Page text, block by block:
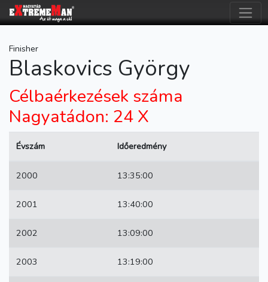
Finisher
Blaskovics György
Célbaérkezések száma
Nagyatádon: 24 X
Évszám Időeredmény
2000 13:35:00
2001 13:40:00
2002 13:09:00
2003 13:19:00